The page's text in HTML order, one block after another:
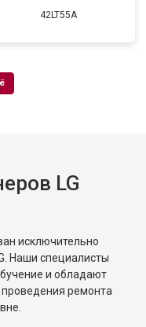
42LT55A
LG
исключительно
Наши специалисты
и обладают
ремонта